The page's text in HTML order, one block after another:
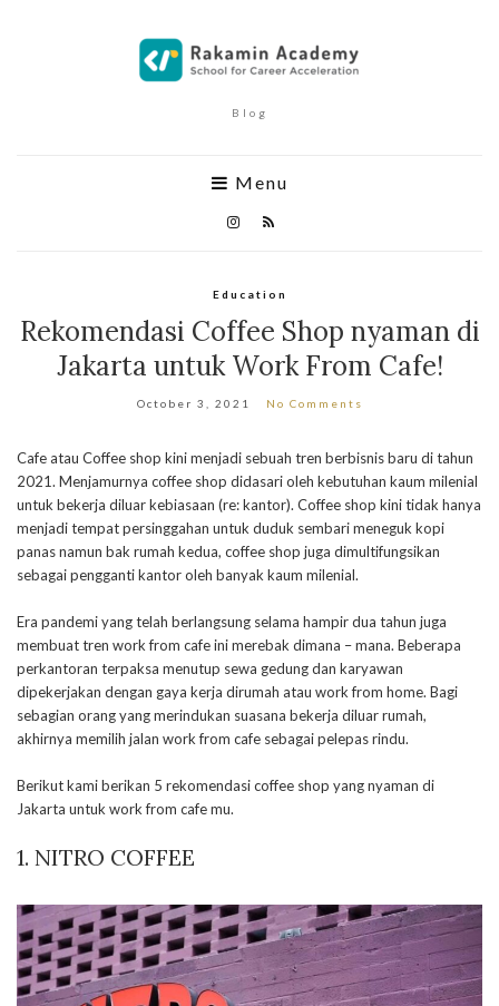
Blog
Menu
Education
Rekomendasi Coffee Shop nyaman di
Jakarta untuk Work From Cafe!
October 3, 2021 No Comments
Cafe atau Coffee shop kini menjadi sebuah tren berbisnis baru di tahun
2021. Menjamurnya coffee shop didasari oleh kebutuhan kaum milenial
untuk bekerja diluar kebiasaan (re: kantor). Coffee shop kini tidak hanya
menjadi tempat persinggahan untuk duduk sembari meneguk kopi
panas namun bak rumah kedua, coffee shop juga dimultifungsikan
sebagai pengganti kantor oleh banyak kaum milenial.
Era pandemi yang telah berlangsung selama hampir dua tahun juga
membuat tren work from cafe ini merebak dimana – mana. Beberapa
perkantoran terpaksa menutup sewa gedung dan karyawan
dipekerjakan dengan gaya kerja dirumah atau work from home. Bagi
sebagian orang yang merindukan suasana bekerja diluar rumah,
akhirnya memilih jalan work from cafe sebagai pelepas rindu.
Berikut kami berikan 5 rekomendasi coffee shop yang nyaman di
Jakarta untuk work from cafe mu.
1. NITRO COFFEE